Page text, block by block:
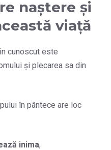
naștere și
viață
cunoscut este
și plecarea sa din
în pântece are loc
inima,